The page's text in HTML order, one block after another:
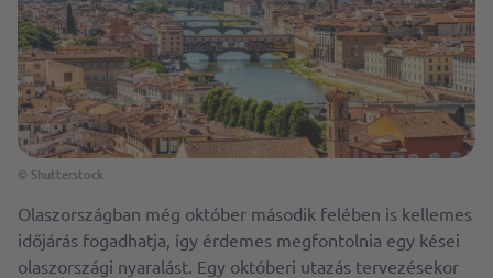
© Shutterstock
Olaszországban még október második felében is kellemes
időjárás fogadhatja, így érdemes megfontolnia egy kései
olaszországi nyaralást. Egy októberi utazás tervezésekor